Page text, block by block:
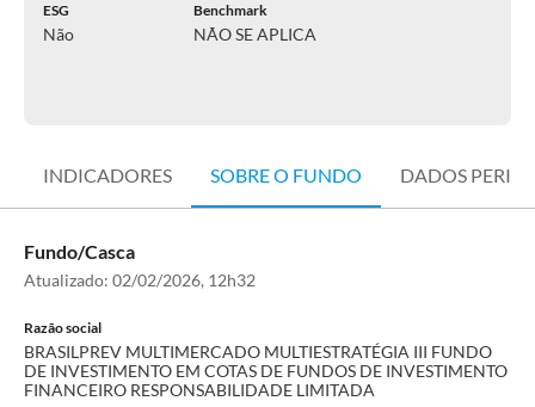
ESG
Não
Benchmark
NÃO SE APLICA
INDICADORES SOBRE O FUNDO DADOS
Fundo/Casca
Atualizado: 02/02/2026, 12h32
Razão social
BRASILPREV MULTIMERCADO MULTIESTRATÉGIA III FUNDO
DE INVESTIMENTO EM COTAS DE FUNDOS DE INVESTIMENTO
FINANCEIRO RESPONSABILIDADE LIMITADA